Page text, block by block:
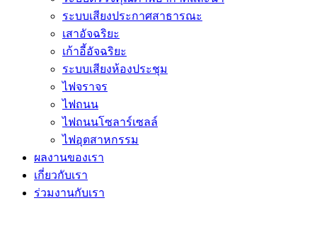
ระบบเสียงประกาศสาธารณะ
เสาอัจฉริยะ
เก้าอี้อัจฉริยะ
ระบบเสียงห้องประชุม
ไฟจราจร
ไฟถนน
ไฟถนนโซลาร์เซลล์
ไฟอุตสาหกรรม
ผลงานของเรา
เกี่ยวกับเรา
ร่วมงานกับเรา